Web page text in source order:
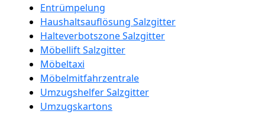
Entrümpelung
Haushaltsauflösung Salzgitter
Halteverbotszone Salzgitter
Möbellift Salzgitter
Möbeltaxi
Möbelmitfahrzentrale
Umzugshelfer Salzgitter
Umzugskartons